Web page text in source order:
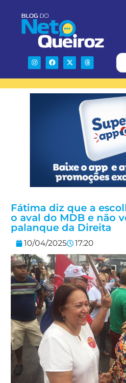
Fátima diz que a
o aval do MDB e não
palanque da Direita
10/04/2025 17:20